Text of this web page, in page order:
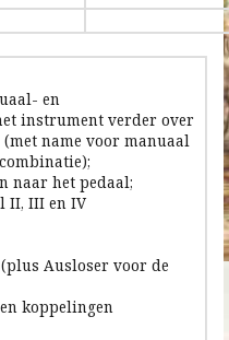
en
instrument verder over
name voor manuaal
naar het pedaal;
II, III en IV
Ausloser voor de
koppelingen